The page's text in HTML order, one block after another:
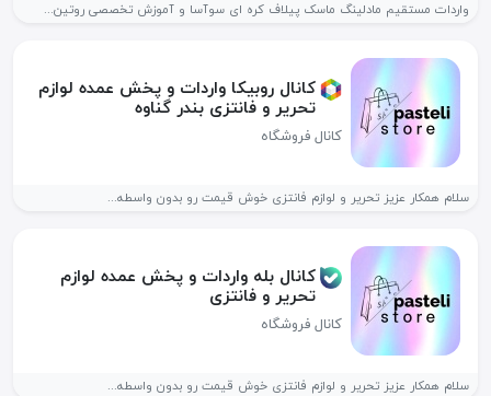
واردات مستقیم مادلینگ ماسک پیلاف کره ای سوآسا و آموزش تخصصی روتین...
کانال روبیکا واردات و پخش عمده لوازم
تحریر و فانتزی بندر گناوه
کانال فروشگاه
سلام همکار عزیز تحریر و لوازم فانتزی خوش قیمت رو بدون واسطه...
کانال بله واردات و پخش عمده لوازم
تحریر و فانتزی
کانال فروشگاه
سلام همکار عزیز تحریر و لوازم فانتزی خوش قیمت رو بدون واسطه...